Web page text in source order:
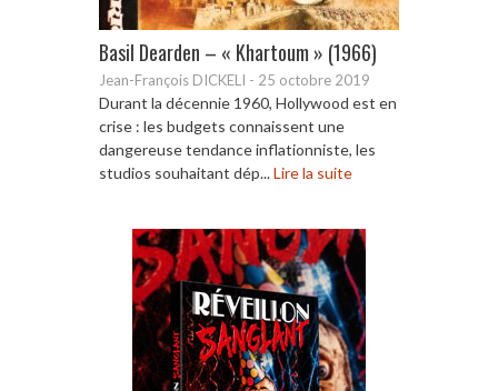
Basil Dearden – « Khartoum » (1966)
Jean-François DICKELI - 25 octobre 2019
Durant la décennie 1960, Hollywood est en
crise : les budgets connaissent une
dangereuse tendance inflationniste, les
studios souhaitant dép...Lire la suite